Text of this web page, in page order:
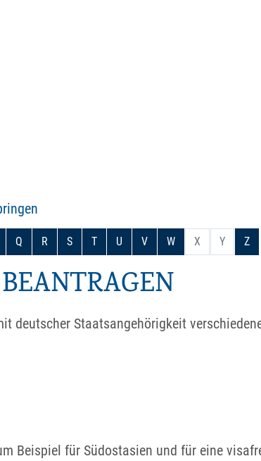
Q R S T U V W X Y Z
deutscher Staatsangehörigkeit
Beispiel für Südostasien und für eine